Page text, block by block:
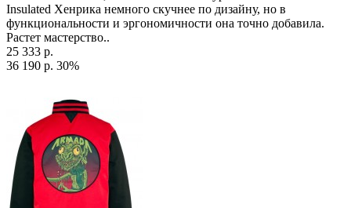
Insulated Хенрика немного скучнее по дизайну, но в
функциональности и эргономичности она точно добавила.
Растет мастерство..
25 333 р.
36 190 р. 30%